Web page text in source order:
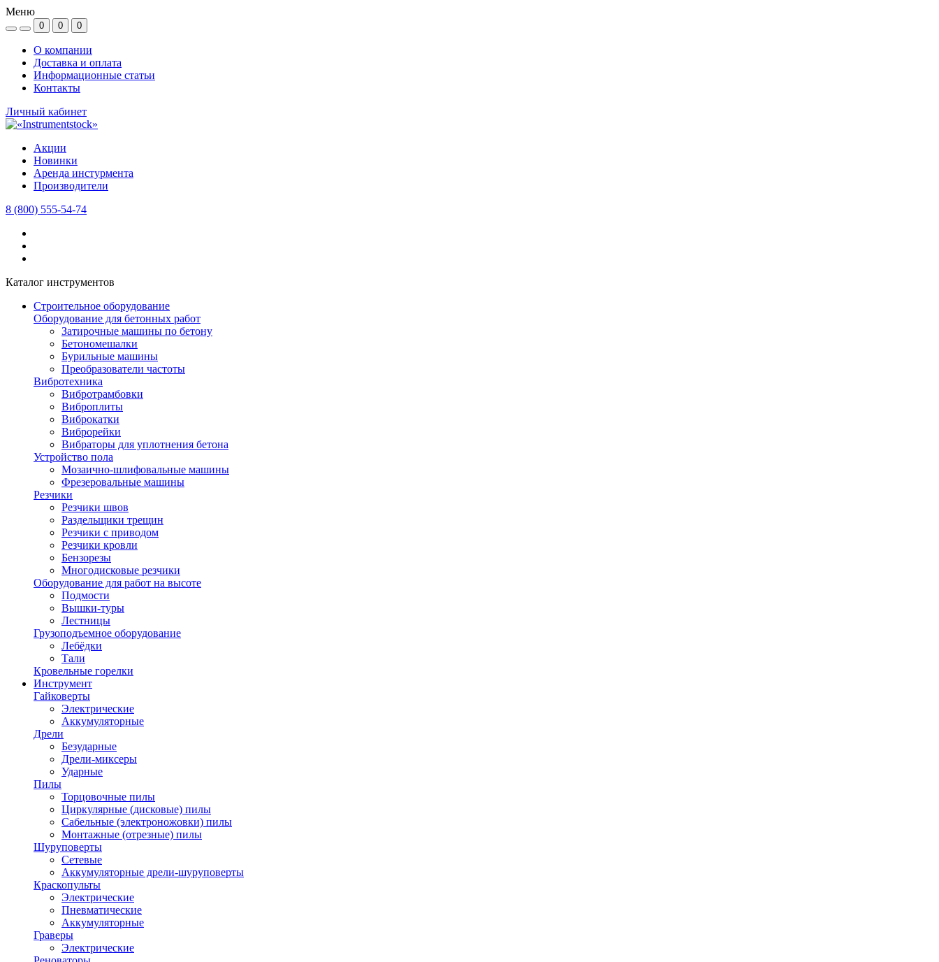
Меню
0 0 0
О компании
Доставка и оплата
Информационные статьи
Контакты
Личный кабинет
Акции
Новинки
Аренда инстурмента
Производители
8 (800) 555-54-74
Каталог инструментов
Строительное оборудование
Оборудование для бетонных работ
Затирочные машины по бетону
Бетономешалки
Бурильные машины
Преобразователи частоты
Вибротехника
Вибротрамбовки
Виброплиты
Виброкатки
Виброрейки
Вибраторы для уплотнения бетона
Устройство пола
Мозаично-шлифовальные машины
Фрезеровальные машины
Резчики
Резчики швов
Раздельщики трещин
Резчики с приводом
Резчики кровли
Бензорезы
Многодисковые резчики
Оборудование для работ на высоте
Подмости
Вышки-туры
Лестницы
Грузоподъемное оборудование
Лебёдки
Тали
Кровельные горелки
Инструмент
Гайковерты
Электрические
Аккумуляторные
Дрели
Безударные
Дрели-миксеры
Ударные
Пилы
Торцовочные пилы
Циркулярные (дисковые) пилы
Сабельные (электроножовки) пилы
Монтажные (отрезные) пилы
Шуруповерты
Сетевые
Аккумуляторные дрели-шуруповерты
Краскопульты
Электрические
Пневматические
Аккумуляторные
Граверы
Электрические